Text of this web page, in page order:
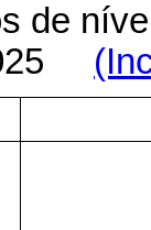
de